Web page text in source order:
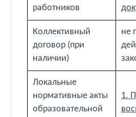
работников
Коллективный
договор (при
наличии)
не
Локальные
нормативные акты
образовательной
1.